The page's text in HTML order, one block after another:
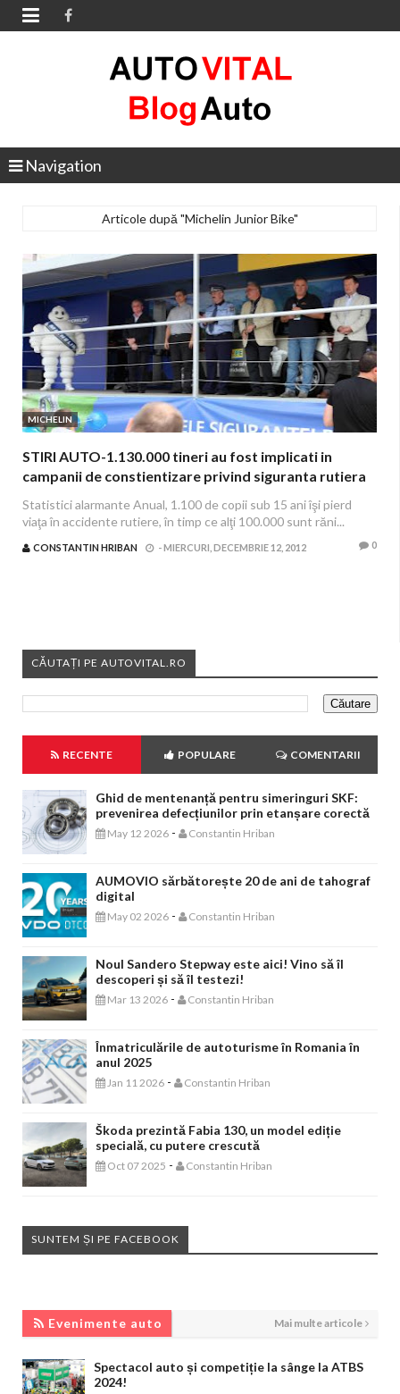

Navigation
Articole după "Michelin Junior Bike"
MICHELIN
STIRI AUTO-1.130.000 tineri au fost implicati in
campanii de constientizare privind siguranta rutiera
Statistici alarmante Anual, 1.100 de copii sub 15 ani îşi pierd
viaţa în accidente rutiere, în timp ce alţi 100.000 sunt răni...
CONSTANTIN HRIBAN -MIERCURI, DECEMBRIE 12, 2012 0
CĂUTAȚI PE AUTOVITAL.RO
RECENTE POPULARE COMENTARII
Ghid de mentenanță pentru simeringuri SKF:
prevenirea defecțiunilor prin etanșare corectă
May 12 2026 - Constantin Hriban
AUMOVIO sărbătorește 20 de ani de tahograf
digital
May 02 2026 - Constantin Hriban
Noul Sandero Stepway este aici! Vino să îl
descoperi și să îl testezi!
Mar 13 2026 - Constantin Hriban
Înmatriculările de autoturisme în Romania în
anul 2025
Jan 11 2026 - Constantin Hriban
Škoda prezintă Fabia 130, un model ediție
specială, cu putere crescută
Oct 07 2025 - Constantin Hriban
SUNTEM ȘI PE FACEBOOK
Evenimente auto Mai multe articole
Spectacol auto și competiție la sânge la ATBS
2024!